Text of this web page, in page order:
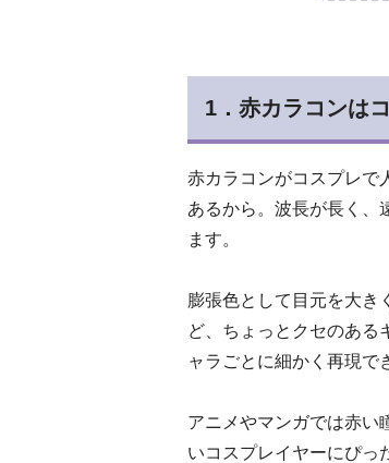
1．赤カラコンは
赤カラコンがコスプレで
あるから。波長が長く、
ます。
膨張色として目元を大き
ど、ちょっとクセのある
ャラごとに細かく再現で
アニメやマンガでは赤い
いコスプレイヤーにぴっ